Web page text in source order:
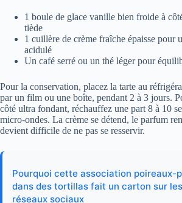
1 boule de glace vanille bien froide à
tiède
1 cuillère de crème fraîche épaisse pour
acidulé
Un café serré ou un thé léger pour
Pour la conservation, placez la tarte au
par un film ou une boîte, pendant 2 à 3 jours.
côté ultra fondant, réchauffez une part 8 à 10
micro-ondes. La crème se détend, le parfum
devient difficile de ne pas se resservir.
Pourquoi cette association poireaux-
dans des tortillas fait un carton sur les
réseaux sociaux